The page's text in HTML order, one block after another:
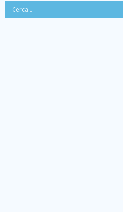
PERSONALE